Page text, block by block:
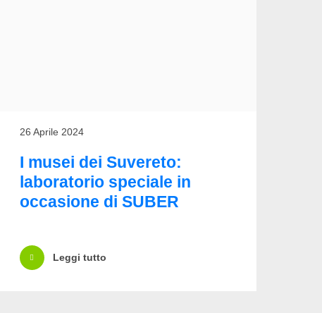
26 Aprile 2024
I musei dei Suvereto:
laboratorio speciale in
occasione di SUBER
Leggi tutto